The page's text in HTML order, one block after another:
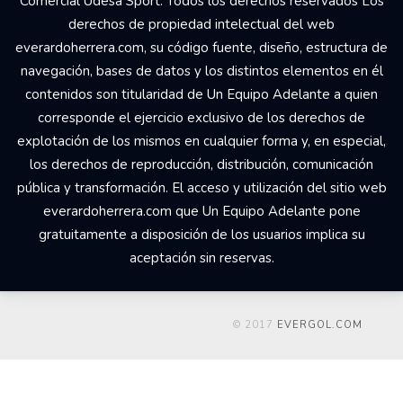
derechos de propiedad intelectual del web
everardoherrera.com, su código fuente, diseño, estructura de
navegación, bases de datos y los distintos elementos en él
contenidos son titularidad de Un Equipo Adelante a quien
corresponde el ejercicio exclusivo de los derechos de
explotación de los mismos en cualquier forma y, en especial,
los derechos de reproducción, distribución, comunicación
pública y transformación. El acceso y utilización del sitio web
everardoherrera.com que Un Equipo Adelante pone
gratuitamente a disposición de los usuarios implica su
aceptación sin reservas.
© 2017 EVERGOL.COM